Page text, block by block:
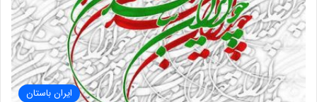
ایران باستان